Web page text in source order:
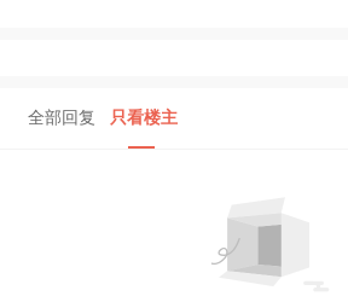
全部回复 只看楼主